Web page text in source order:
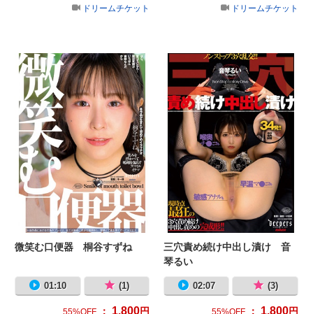
ドリームチケット
ドリームチケット
微笑む口便器 桐谷すずね
微笑む口便器 桐谷すずね
01:10 (1)
55%OFF ： 1,800円
三穴責め続け中出し漬け 音
琴るい
02:07 (3)
55%OFF： 1,800円